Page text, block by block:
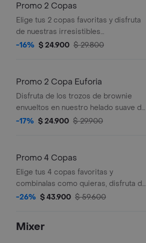
Promo 2 Copas
Elige tus 2 copas favoritas y disfruta
de nuestras irresistibles
combinaciones
-16% $ 24.900 $ 29.800
Promo 2 Copa Euforia
Disfruta de los trozos de brownie
envueltos en nuestro helado suave de
vainilla, con un toque de salsa de
-17% $ 24.900 $ 29.900
Promo 4 Copas
Elige tus 4 copas favoritas y
combinalas como quieras, disfruta de
nuestras deliciosas combinaciones
-26% $ 43.900 $ 59.600
Mixer